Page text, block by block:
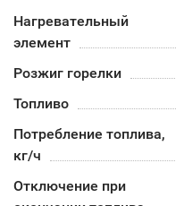
Нагревательный
элемент
Розжиг горелки
Топливо
Потребление топлива,
кг/ч
Отключение при